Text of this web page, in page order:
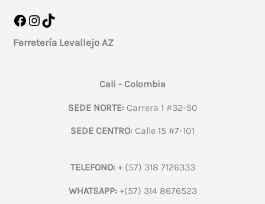
Facebook
Instagram
TikTok
Ferretería Levallejo AZ
Cali - Colombia
SEDE NORTE:Carrera 1 #32-50
SEDE CENTRO: Calle 15 #7-101
TELEFONO:+ (57) 318 7126333
WHATSAPP:+(57) 314 8676523